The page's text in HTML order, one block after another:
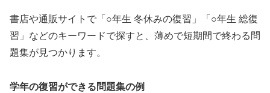
書店や通販サイトで「○年生 冬休みの復習」「○年生 総復
習」などのキーワードで探すと、薄めで短期間で終わる問
題集が見つかります。
学年の復習ができる問題集の例